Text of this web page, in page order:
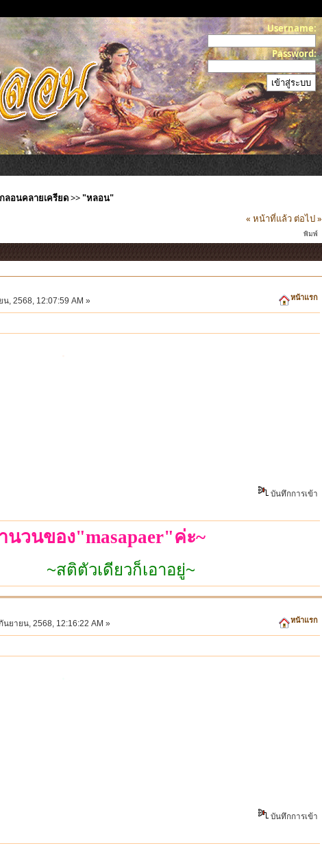
Username:
Password:
กลอนคลายเครียด>>"หลอน"
« หน้าที่แล้ว ต่อไป »
พิมพ์
น, 2568, 12:07:59 AM » หน้าแรก
บันทึกการเข้า
นวนของ"masapaer"ค่ะ~
~สติตัวเดียวก็เอาอยู่~
นยายน, 2568, 12:16:22 AM » หน้าแรก
บันทึกการเข้า